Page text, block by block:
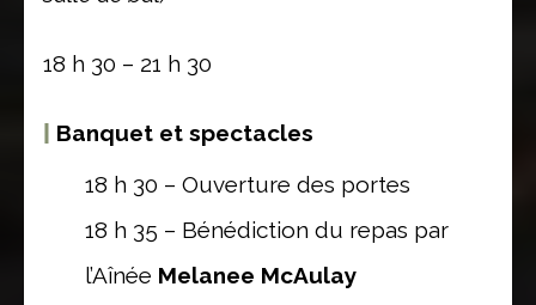
18 h 30 – 21 h 30
Banquet et spectacles
18 h 30 – Ouverture des portes
18 h 35 – Bénédiction du repas par
l’Aînée Melanee McAulay